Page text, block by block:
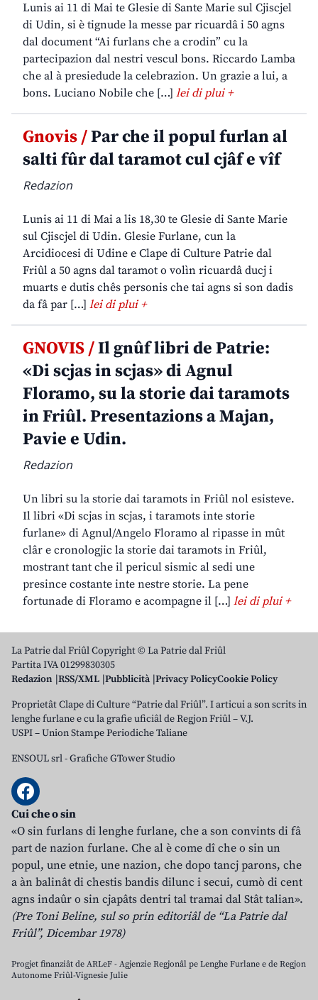
Lunis ai 11 di Mai te Glesie di Sante Marie sul Cjiscjel
di Udin, si è tignude la messe par ricuardâ i 50 agns
dal document “Ai furlans che a crodin” cu la
partecipazion dal nestri vescul bons. Riccardo Lamba
che al à presiedude la celebrazion. Un grazie a lui, a
bons. Luciano Nobile che […] lei di plui +
Gnovis /Par che il popul furlan al
salti fûr dal taramot cul cjâf e vîf
Redazion
Lunis ai 11 di Mai a lis 18,30 te Glesie di Sante Marie
sul Cjiscjel di Udin. Glesie Furlane, cun la
Arcidiocesi di Udine e Clape di Culture Patrie dal
Friûl a 50 agns dal taramot o volìn ricuardâ ducj i
muarts e dutis chês personis che tai agns si son dadis
da fâ par […] lei di plui +
GNOVIS /Il gnûf libri de Patrie:
«Di scjas in scjas» di Agnul
Floramo, su la storie dai taramots
in Friûl. Presentazions a Majan,
Pavie e Udin.
Redazion
Un libri su la storie dai taramots in Friûl nol esisteve.
Il libri «Di scjas in scjas, i taramots inte storie
furlane» di Agnul/Angelo Floramo al ripasse in mût
clâr e cronologjic la storie dai taramots in Friûl,
mostrant tant che il pericul sismic al sedi une
presince costante inte nestre storie. La pene
fortunade di Floramo e acompagne il […] lei di plui +
La Patrie dal Friûl Copyright © La Patrie dal Friûl
Partita IVA 01299830305
Redazion RSS/XML Pubblicità Privacy PolicyCookie Policy
Proprietât Clape di Culture “Patrie dal Friûl”. I articui a son scrits in
lenghe furlane e cu la grafie uficiâl de Regjon Friûl – V.J.
USPI – Union Stampe Periodiche Taliane
ENSOUL srl-Grafiche GTower Studio
Cui che o sin
«O sin furlans di lenghe furlane, che a son convints di fâ
part de nazion furlane. Che al è come dî che o sin un
popul, une etnie, une nazion, che dopo tancj parons, che
a àn balinât di chestis bandis dilunc i secui, cumò di cent
agns indaûr o sin cjapâts dentri tal tramai dal Stât talian».
(Pre Toni Beline, sul so prin editoriâl de “La Patrie dal
Friûl”, Dicembar 1978)
Progjet finanziât de ARLeF - Agjenzie Regjonâl pe Lenghe Furlane e de Regjon
Autonome Friûl-Vignesie Julie